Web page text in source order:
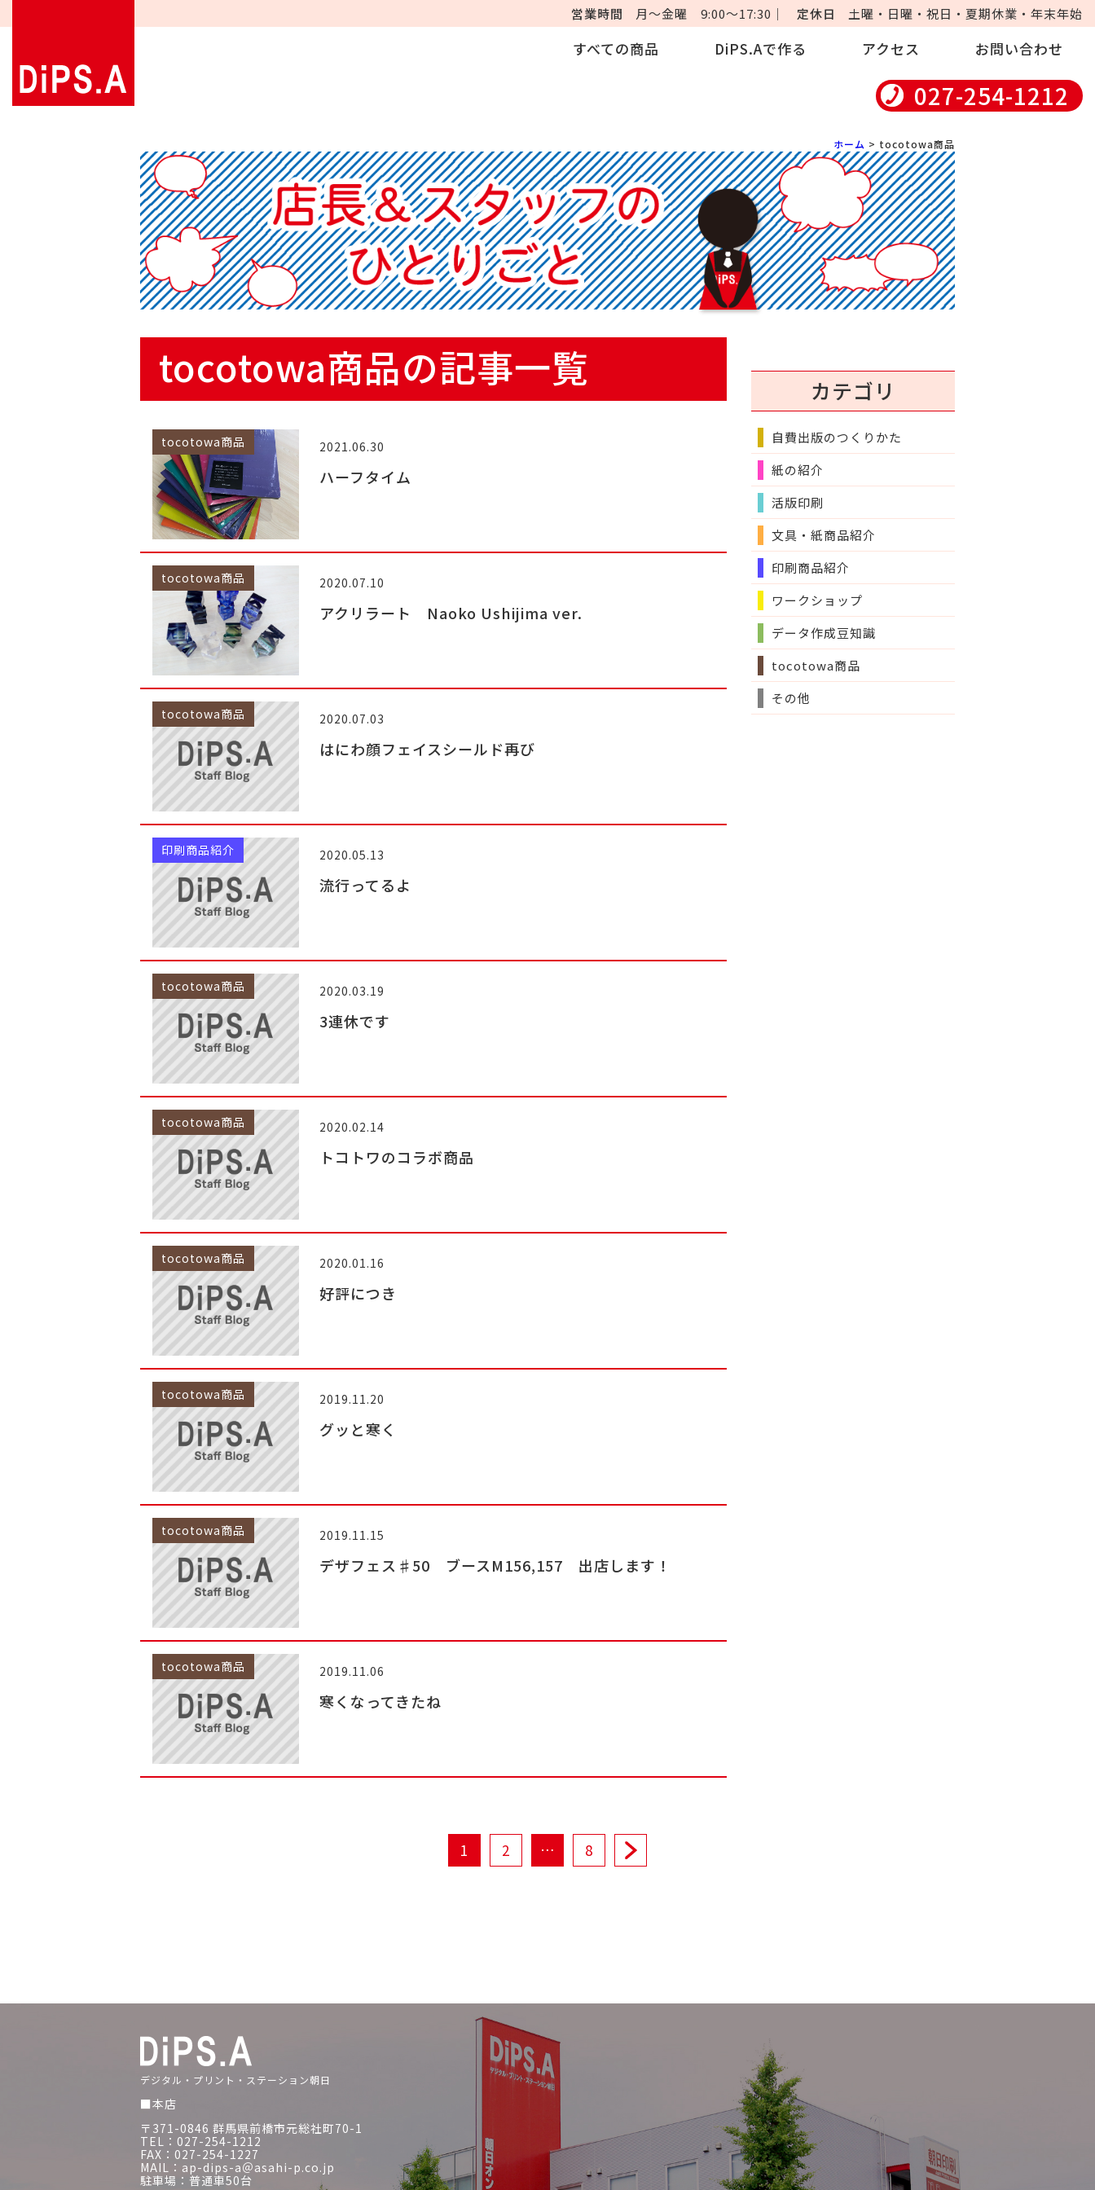
営業時間 月～金曜 9:00～17:30｜ 定休日 土曜・日曜・祝日・夏期休業・年末年始
すべての商品 DiPS.Aで作る アクセス お問い合わせ
027-254-1212
ホーム > tocotowa商品
tocotowa商品の記事一覧
tocotowa商品 2021.06.30
ハーフタイム
tocotowa商品 2020.07.10
アクリラート Naoko Ushijima ver.
tocotowa商品 2020.07.03
はにわ顔フェイスシールド再び
印刷商品紹介 2020.05.13
流行ってるよ
tocotowa商品 2020.03.19
3連休です
tocotowa商品 2020.02.14
トコトワのコラボ商品
tocotowa商品 2020.01.16
好評につき
tocotowa商品 2019.11.20
グッと寒く
tocotowa商品 2019.11.15
デザフェス♯50 ブースM156,157 出店します！
tocotowa商品 2019.11.06
寒くなってきたね
カテゴリ
自費出版のつくりかた
紙の紹介
活版印刷
文具・紙商品紹介
印刷商品紹介
ワークショップ
データ作成豆知識
tocotowa商品
その他
1 2 … 8
デジタル・プリント・ステーション朝日
■本店
〒371-0846 群馬県前橋市元総社町70-1
TEL：027-254-1212
FAX：027-254-1227
MAIL：ap-dips-a＠asahi-p.co.jp
駐車場：普通車50台